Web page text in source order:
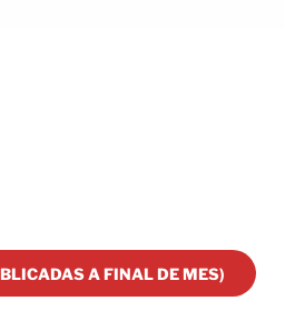
A FINAL DE MES)